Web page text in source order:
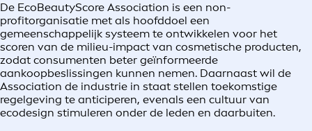
De EcoBeautyScore Association is een non-
profitorganisatie met als hoofddoel een
gemeenschappelijk systeem te ontwikkelen voor het
scoren van de milieu-impact van cosmetische producten,
zodat consumenten beter geïnformeerde
aankoopbeslissingen kunnen nemen. Daarnaast wil de
Association de industrie in staat stellen toekomstige
regelgeving te anticiperen, evenals een cultuur van
ecodesign stimuleren onder de leden en daarbuiten.